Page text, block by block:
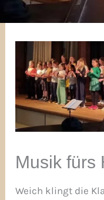
Musik fürs
Weich klingt die